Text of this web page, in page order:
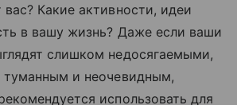
Какие активности, идеи
в вашу жизнь? Даже если ваши
слишком недосягаемыми,
и неочевидным,
использовать для